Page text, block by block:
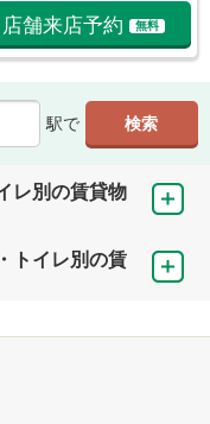
店舗来店予約 無料
駅で
レ別の賃貸物
トイレ別の賃